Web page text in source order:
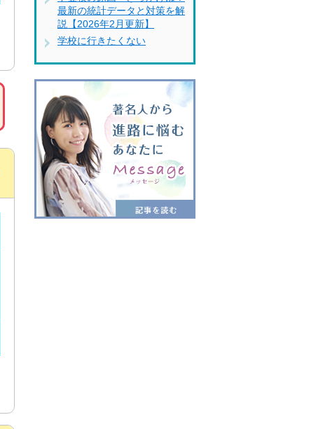
最新の統計データと対策を解
説【2026年2月更新】
学校に行きたくない